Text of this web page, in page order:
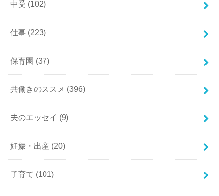
中受 (102)
仕事 (223)
保育園 (37)
共働きのススメ (396)
夫のエッセイ (9)
妊娠・出産 (20)
子育て (101)